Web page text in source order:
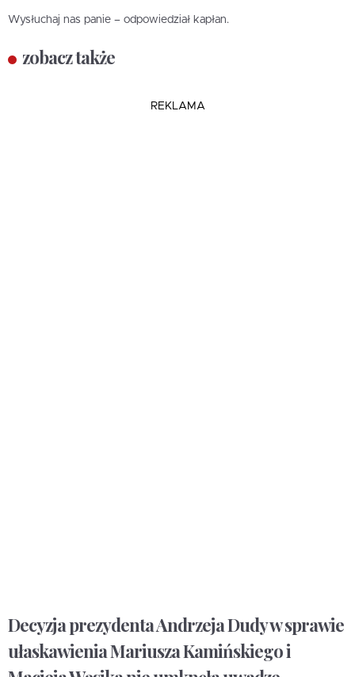
Wysłuchaj nas panie – odpowiedział kapłan.
zobacz także
REKLAMA
Decyzja prezydenta Andrzeja Dudy w sprawie
ułaskawienia Mariusza Kamińskiego i